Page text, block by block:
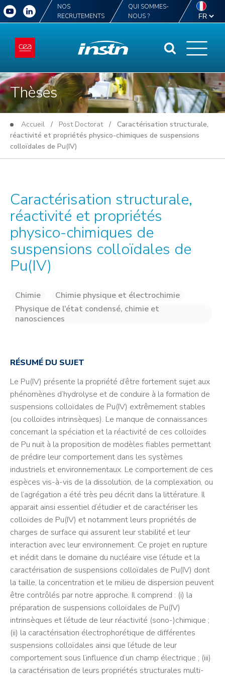
NOS
RECRUTEMENTS
QUI SOMMES-
NOUS ?
Thèses
Accueil / Post Doctorat/ Caractérisation structurale,
réactivité et propriétés physico-chimiques de suspensions
colloïdales de Pu(IV)
Caractérisation structurale,
réactivité et propriétés
physico-chimiques de
suspensions colloïdales de
Pu(IV)
Chimie
Chimie physique et électrochimie
Physique de l’état condensé, chimie et
nanosciences
RÉSUMÉ DU SUJET
Le Pu(IV) présente la propriété d’être fortement sujet aux
phénomènes d’hydrolyse et de conduire à la formation de
suspensions colloïdales de Pu(IV) extrêmement stables
(ou colloïdes intrinsèques). Le manque de connaissances
concernant la spéciation et la réactivité de ces colloïdes
de Pu nuit à la proposition de modèles fiables permettant
de prédire leur comportement dans les systèmes
industriels et environnementaux. Le comportement de ces
espèces vis-à-vis de la dissolution, de la complexation, ou
de l’agrégation a été très peu décrit dans la littérature. Il
apparait ainsi essentiel d’étudier et de caractériser les
colloïdes de Pu(IV) et notamment leurs propriétés de
charges de surface qui assurent leur stabilité et leur
interaction avec leur environnement. Ce projet en rupture
et inédit dans le domaine du nucléaire vise l’étude et la
caractérisation de suspensions colloïdales de Pu(IV) dont
la taille, la concentration et le milieu de dispersion peuvent
être contrôlés par notre approche. Il comprend : (i) la
préparation de suspensions colloïdales de Pu(IV)
intrinsèques et l’étude de leur réactivité (sono-)chimique ;
(ii) la caractérisation électrophorétique de différentes
suspensions colloïdales ainsi que l’étude de leur
comportement sous l’influence d’un champ électrique ; (iii)
la caractérisation de leurs propriétés structurales multi-